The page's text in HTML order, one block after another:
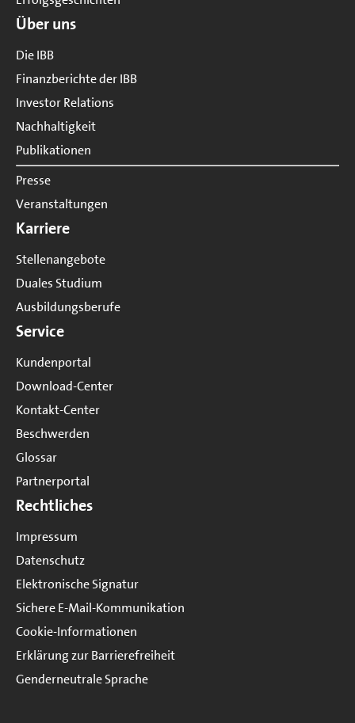
Über uns
Die IBB
Finanzberichte der IBB
Investor Relations
Nachhaltigkeit
Publikationen
Presse
Veranstaltungen
Karriere
Stellenangebote
Duales Studium
Ausbildungsberufe
Service
Kundenportal
Download-Center
Kontakt-Center
Beschwerden
Glossar
Partnerportal
Rechtliches
Impressum
Datenschutz
Elektronische Signatur
Sichere E-Mail-Kommunikation
Cookie-Informationen
Erklärung zur Barrierefreiheit
Genderneutrale Sprache